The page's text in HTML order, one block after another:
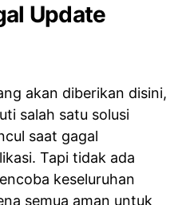
Update
akan diberikan disini,
salah satu solusi
saat gagal
Tapi tidak ada
keseluruhan
semua aman untuk